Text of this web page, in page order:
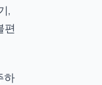
,
편
하